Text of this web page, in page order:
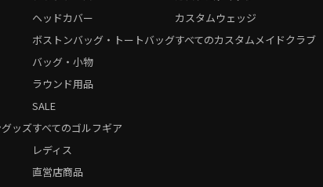
ッズ
レディス
直営店商品
ヘッドカバー
ボストンバッグ・トートバッグ
バッグ・小物
ラウンド用品
SALE
すべてのゴルフギア
カスタムウェッジ
すべてのカスタムメイドクラブ